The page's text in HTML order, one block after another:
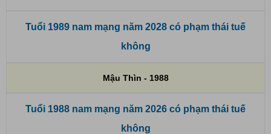
Tuổi 1989 nam mạng năm 2028 có phạm thái tuế
không
Mậu Thìn - 1988
Tuổi 1988 nam mạng năm 2026 có phạm thái tuế
không